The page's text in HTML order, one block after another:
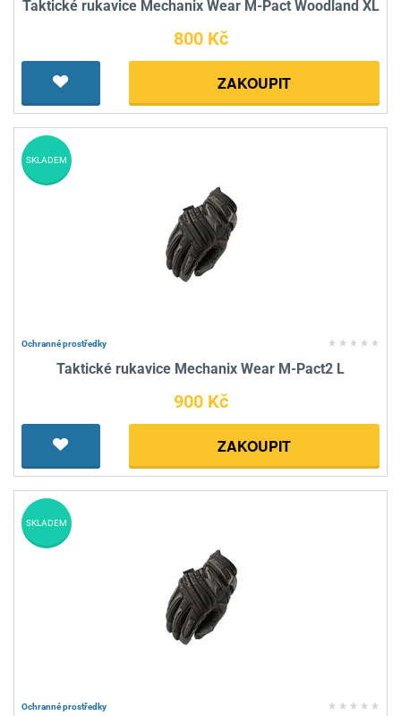
Taktické rukavice Mechanix Wear M-Pact Woodland XL
800 Kč
ZAKOUPIT
Ochranné prostředky
Taktické rukavice Mechanix Wear M-Pact2 L
900 Kč
ZAKOUPIT
SKLADEM
Ochranné prostředky
SKLADEM